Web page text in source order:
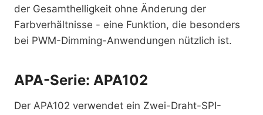
der Gesamthelligkeit ohne Änderung der
Farbverhältnisse - eine Funktion, die besonders
bei PWM-Dimming-Anwendungen nützlich ist.
APA-Serie: APA102
Der APA102 verwendet ein Zwei-Draht-SPI-